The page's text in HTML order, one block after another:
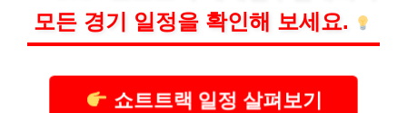
모든 경기 일정을 확인해 보세요.
쇼트트랙 일정 살펴보기